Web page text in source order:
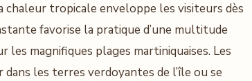
tropicale enveloppe les visiteurs dès
favorise la pratique d’une multitude
magnifiques plages martiniquaises. Les
les terres verdoyantes de l’île ou se